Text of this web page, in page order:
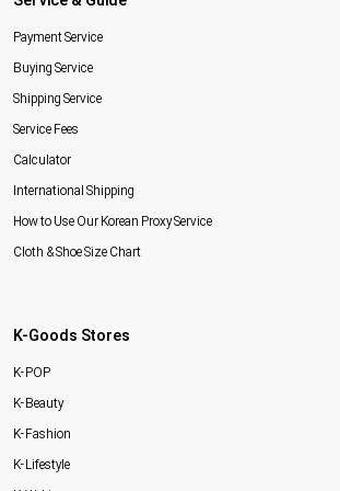
Payment Service
Buying Service
Shipping Service
Service Fees
Calculator
International Shipping
How to Use Our Korean Proxy Service
Cloth & Shoe Size Chart
K-Goods Stores
K-POP
K-Beauty
K-Fashion
K-Lifestyle